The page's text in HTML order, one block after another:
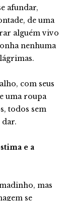
afundar,
de uma
alguém vivo
nenhuma
com seus
uma roupa
todos sem
dar.
e a
mas
se